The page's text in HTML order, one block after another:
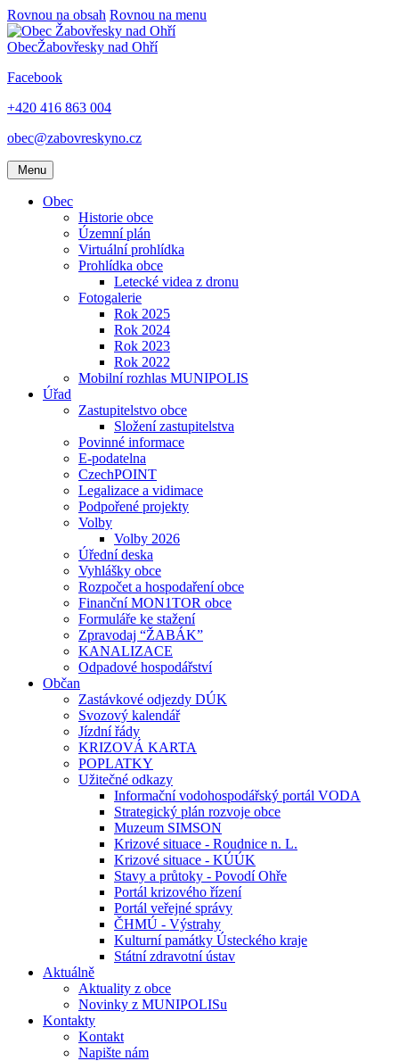
Rovnou na obsah Rovnou na menu
ObecŽabovřesky nad Ohří
Facebook
+420 416 863 004
obec@zabovreskyno.cz
Menu
Obec
Historie obce
Územní plán
Virtuální prohlídka
Prohlídka obce
Letecké videa z dronu
Fotogalerie
Rok 2025
Rok 2024
Rok 2023
Rok 2022
Mobilní rozhlas MUNIPOLIS
Úřad
Zastupitelstvo obce
Složení zastupitelstva
Povinné informace
E-podatelna
CzechPOINT
Legalizace a vidimace
Podpořené projekty
Volby
Volby 2026
Úřední deska
Vyhlášky obce
Rozpočet a hospodaření obce
Finanční MON1TOR obce
Formuláře ke stažení
Zpravodaj “ŽABÁK”
KANALIZACE
Odpadové hospodářství
Občan
Zastávkové odjezdy DÚK
Svozový kalendář
Jízdní řády
KRIZOVÁ KARTA
POPLATKY
Užitečné odkazy
Informační vodohospodářský portál VODA
Strategický plán rozvoje obce
Muzeum SIMSON
Krizové situace - Roudnice n. L.
Krizové situace - KÚÚK
Stavy a průtoky - Povodí Ohře
Portál krizového řízení
Portál veřejné správy
ČHMÚ - Výstrahy
Kulturní památky Ústeckého kraje
Státní zdravotní ústav
Aktuálně
Aktuality z obce
Novinky z MUNIPOLISu
Kontakty
Kontakt
Napište nám